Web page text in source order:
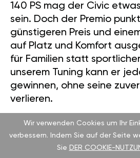
140 PS mag der Civic
sein. Doch der Premio
günstigeren Preis und
auf Platz und Komfort
für Familien statt
unserem Tuning kann er
gewinnen, ohne seine
verlieren.
TUNING MIT GÄN
Wir verwenden Cookies um Ihr
verbessern. Indem Sie auf der Seite
Sie DER COOKIE-